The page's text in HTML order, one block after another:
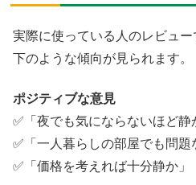
実際に使っている人のレビュ
下のような傾向が見られます。
ポジティブな意見
✅「夜でも気にならないほど静
✅「一人暮らしの部屋でも問題
✅「価格を考えれば十分静か」